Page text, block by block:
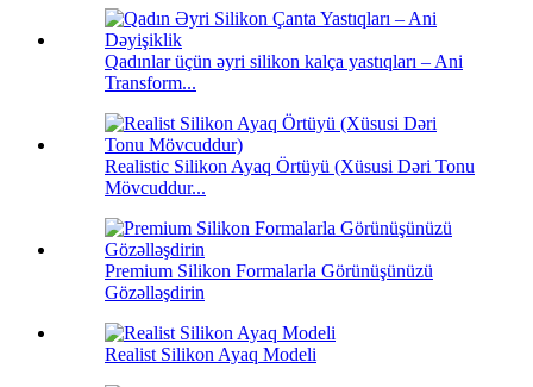
Qadınlar üçün əyri silikon kalça yastıqları – Ani
Transform...
Realistic Silikon Ayaq Örtüyü (Xüsusi Dəri Tonu
Mövcuddur...
Premium Silikon Formalarla Görünüşünüzü
Gözəlləşdirin
Realist Silikon Ayaq Modeli